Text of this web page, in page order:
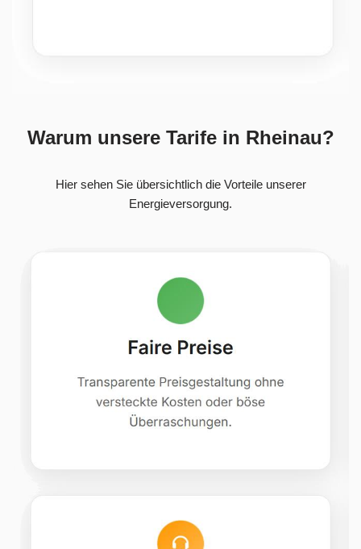
Warum unsere Tarife in Rheinau?
Hier sehen Sie übersichtlich die Vorteile unserer
Energieversorgung.